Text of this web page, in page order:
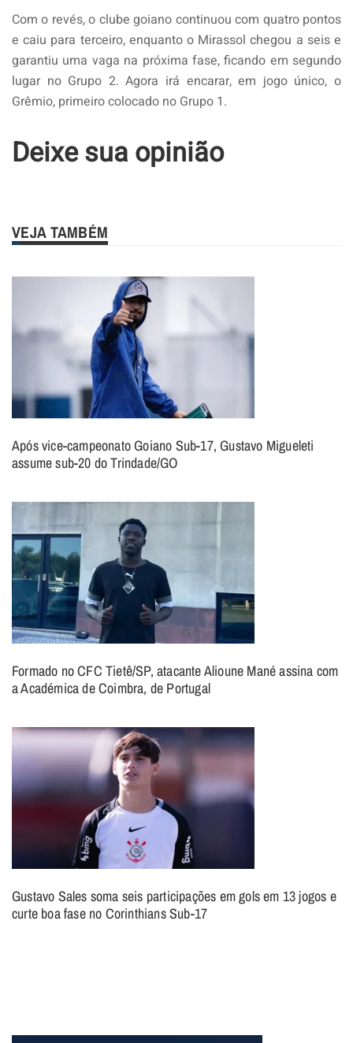
Com o revés, o clube goiano continuou com quatro pontos
e caiu para terceiro, enquanto o Mirassol chegou a seis e
garantiu uma vaga na próxima fase, ficando em segundo
lugar no Grupo 2. Agora irá encarar, em jogo único, o
Grêmio, primeiro colocado no Grupo 1.
Deixe sua opinião
VEJA TAMBÉM
Após vice-campeonato Goiano Sub-17, Gustavo Migueleti
assume sub-20 do Trindade/GO
Formado no CFC Tietê/SP, atacante Alioune Mané assina com
a Académica de Coimbra, de Portugal
Gustavo Sales soma seis participações em gols em 13 jogos e
curte boa fase no Corinthians Sub-17